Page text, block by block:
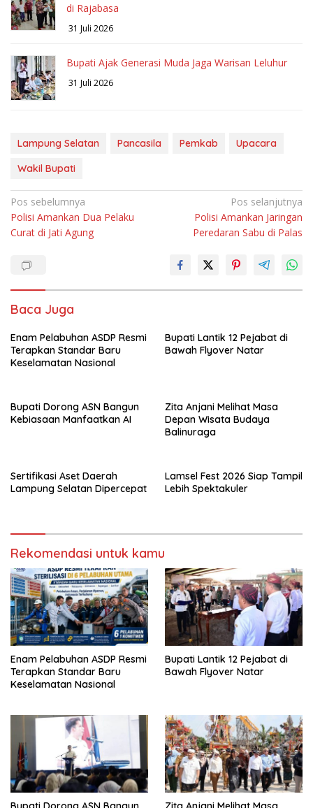
di Rajabasa
31 Juli 2026
Bupati Ajak Generasi Muda Jaga Warisan Leluhur
31 Juli 2026
Lampung Selatan Pancasila Pemkab
Upacara
Wakil Bupati
Navigasi
pos
Pos sebelumnya
Polisi Amankan Dua Pelaku
Curat di Jati Agung
Pos selanjutnya
Polisi Amankan Jaringan
Peredaran Sabu di Palas
Baca Juga
Enam Pelabuhan ASDP Resmi
Terapkan Standar Baru
Keselamatan Nasional
Bupati Lantik 12 Pejabat di
Bawah Flyover Natar
Bupati Dorong ASN Bangun
Kebiasaan Manfaatkan AI
Zita Anjani Melihat Masa
Depan Wisata Budaya
Balinuraga
Sertifikasi Aset Daerah
Lampung Selatan Dipercepat
Lamsel Fest 2026 Siap Tampil
Lebih Spektakuler
Rekomendasi untuk kamu
Enam Pelabuhan ASDP Resmi
Terapkan Standar Baru
Keselamatan Nasional
Bupati Lantik 12 Pejabat di
Bawah Flyover Natar